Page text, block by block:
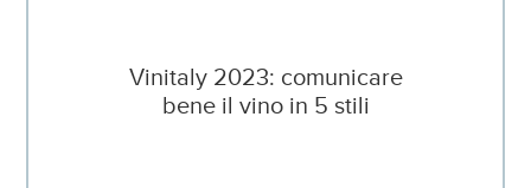
Vinitaly 2023: comunicare
bene il vino in 5 stili